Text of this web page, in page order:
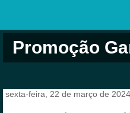
Promoção
sexta-feira, 22 de março de 2024